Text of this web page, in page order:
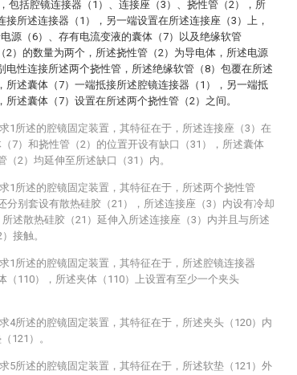
包括腔镜连接器（1）、连接座（3）、挠性管（2），所
接所述连接器（1），另一端设置在所述连接座（3）上，
源（6）、存有电流变液的囊体（7）以及绝缘软管
2）的数量为两个，所述挠性管（2）为导电体，所述电源
电性连接所述两个挠性管，所述绝缘软管（8）包覆在所述
所述囊体（7）一端抵接所述腔镜连接器（1），另一端抵
所述囊体（7）设置在所述两个挠性管（2）之间。
1所述的腔镜固定装置，其特征在于，所述连接座（3）在
7）和挠性管（2）的位置开设有缺口（31），所述囊体
（2）均延伸至所述缺口（31）内。
1所述的腔镜固定装置，其特征在于，所述两个挠性管
分别套设有散热硅胶（21），所述连接座（3）内设有冷却
所述散热硅胶（21）延伸入所述连接座（3）内并且与所述
接触。
1所述的腔镜固定装置，其特征在于，所述腔镜连接器
（110），所述夹体（110）上设置有至少一个夹头
4所述的腔镜固定装置，其特征在于，所述夹头（120）内
121）。
5所述的腔镜固定装置，其特征在于，所述软垫（121）外